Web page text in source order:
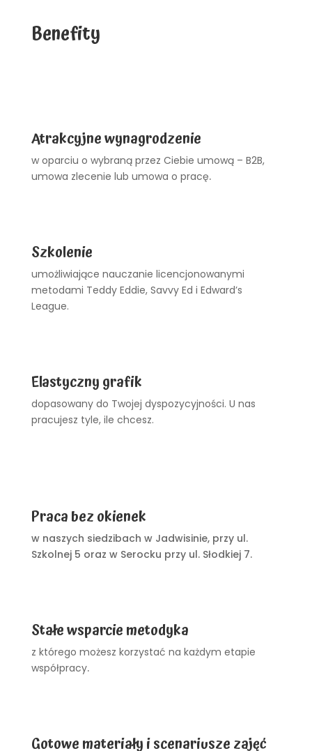
Benefity
Atrakcyjne wynagrodzenie
w oparciu o wybraną przez Ciebie umową – B2B,
umowa zlecenie lub umowa o pracę.
Szkolenie
umożliwiające nauczanie licencjonowanymi
metodami Teddy Eddie, Savvy Ed i Edward’s
League.
Elastyczny grafik
dopasowany do Twojej dyspozycyjności. U nas
pracujesz tyle, ile chcesz.
Praca bez okienek
w naszych siedzibach w Jadwisinie, przy ul.
Szkolnej 5 oraz w Serocku przy ul. Słodkiej 7.
Stałe wsparcie metodyka
z którego możesz korzystać na każdym etapie
współpracy.
Gotowe materiały i scenariusze zajęć